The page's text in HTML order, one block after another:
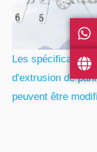
Les
d'extrusion de
peuvent être